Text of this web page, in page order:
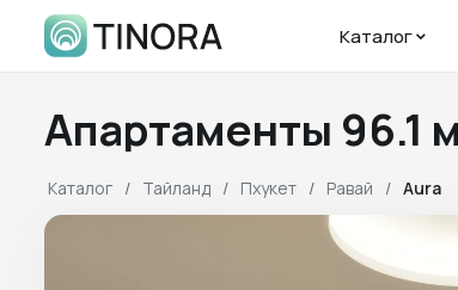
Каталог
Апартаменты 96.1
Каталог Тайланд Пхукет Равай Aura